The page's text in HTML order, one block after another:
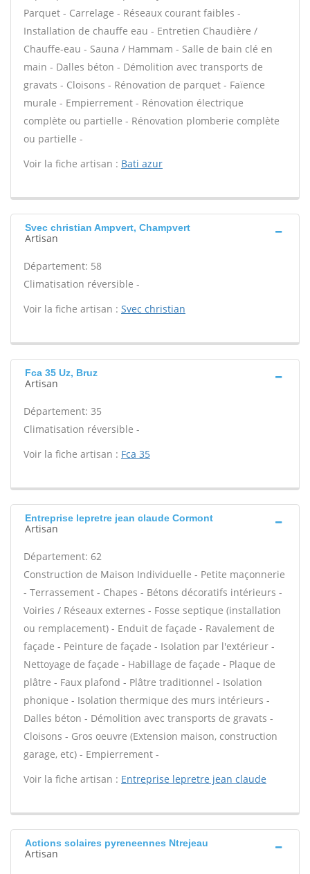
Parquet - Carrelage - Réseaux courant faibles -
Installation de chauffe eau - Entretien Chaudière /
Chauffe-eau - Sauna / Hammam - Salle de bain clé en
main - Dalles béton - Démolition avec transports de
gravats - Cloisons - Rénovation de parquet - Faïence
murale - Empierrement - Rénovation électrique
complète ou partielle - Rénovation plomberie complète
ou partielle -
Voir la fiche artisan : Bati azur
Svec christian Ampvert, Champvert
Artisan
Département: 58
Climatisation réversible -
Voir la fiche artisan : Svec christian
Fca 35 Uz, Bruz
Artisan
Département: 35
Climatisation réversible -
Voir la fiche artisan : Fca 35
Entreprise lepretre jean claude Cormont
Artisan
Département: 62
Construction de Maison Individuelle - Petite maçonnerie
- Terrassement - Chapes - Bétons décoratifs intérieurs -
Voiries / Réseaux externes - Fosse septique (installation
ou remplacement) - Enduit de façade - Ravalement de
façade - Peinture de façade - Isolation par l'extérieur -
Nettoyage de façade - Habillage de façade - Plaque de
plâtre - Faux plafond - Plâtre traditionnel - Isolation
phonique - Isolation thermique des murs intérieurs -
Dalles béton - Démolition avec transports de gravats -
Cloisons - Gros oeuvre (Extension maison, construction
garage, etc) - Empierrement -
Voir la fiche artisan : Entreprise lepretre jean claude
Actions solaires pyreneennes Ntrejeau
Artisan